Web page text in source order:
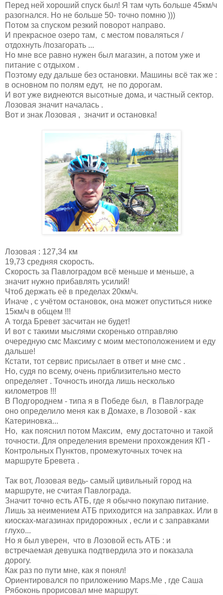
Перед ней хороший спуск был! Я там чуть больше 45км/ч
разогнался. Но не больше 50- точно помню )))
Потом за спуском резкий поворот направо.
И прекрасное озеро там, с местом поваляться /
отдохнуть /позагорать ...
Но мне все равно нужен был магазин, а потом уже и
питание с отдыхом .
Поэтому еду дальше без остановки. Машины всё так же :
в основном по полям едут, не по дорогам.
И вот уже виднеются высотные дома, и частный сектор.
Лозовая значит началась .
Вот и знак Лозовая , значит и остановка!
Лозовая : 127,34 км
19,73 средняя скорость.
Скорость за Павлоградом всё меньше и меньше, а
значит нужно прибавлять усилий!
Чтоб держать её в пределах 20км/ч.
Иначе , с учётом остановок, она может опуститься ниже
15км/ч в общем !!!
А тогда Бревет засчитан не будет!
И вот с такими мыслями скоренько отправляю
очередную смс Максиму с моим местоположением и еду
дальше!
Кстати, тот сервис присылает в ответ и мне смс .
Но, судя по всему, очень приблизительно место
определяет . Точность иногда лишь несколько
километров !!!
В Подгороднем - типа я в Победе был, в Павлограде
оно определило меня как в Домахе, в Лозовой - как
Катериновка...
Но, как пояснил потом Максим, ему достаточно и такой
точности. Для определения времени прохождения КП -
Контрольных Пунктов, промежуточных точек на
маршруте Бревета .
Так вот, Лозовая ведь- самый цивильный город на
маршруте, не считая Павлограда.
Значит точно есть АТБ, где я обычно покупаю питание.
Лишь за неимением АТБ приходится на заправках. Или в
киосках-магазинах придорожных , если и с заправками
глухо...
Но я был уверен, что в Лозовой есть АТБ : и
встречаемая девушка подтвердила это и показала
дорогу.
Как раз по пути мне, как я понял!
Ориентировался по приложению Maps.Me , где Саша
Рябоконь прорисовал мне маршрут.